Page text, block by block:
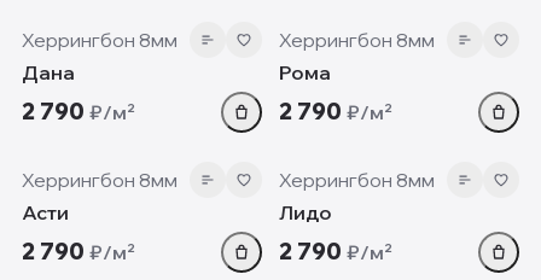
Херрингбон 8мм
Дана
2 790 ₽/м²
Херрингбон 8мм
Рома
2 790 ₽/м²
8 мм
Херрингбон 8мм
Асти
2 790 ₽/м²
8 мм
Херрингбон 8мм
Лидо
2 790 ₽/м²
8 мм 8 мм